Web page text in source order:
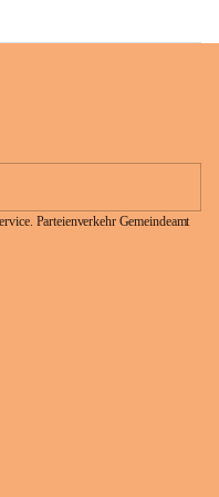
Parteienverkehr Gemeindeamt